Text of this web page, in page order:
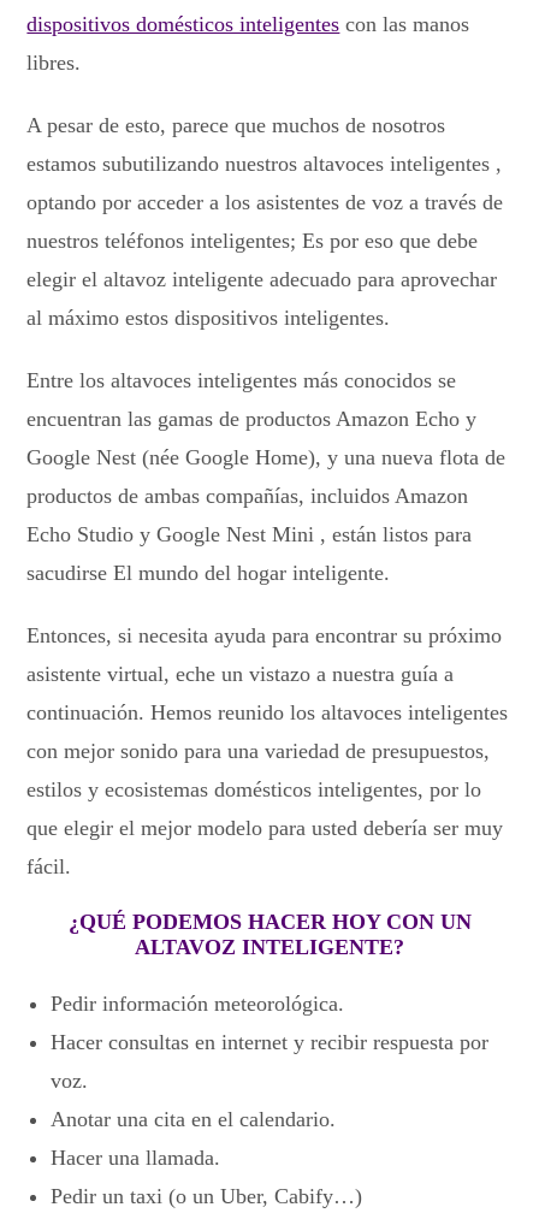
dispositivos domésticos inteligentes con las manos
libres.
A pesar de esto, parece que muchos de nosotros
estamos subutilizando nuestros altavoces inteligentes ,
optando por acceder a los asistentes de voz a través de
nuestros teléfonos inteligentes; Es por eso que debe
elegir el altavoz inteligente adecuado para aprovechar
al máximo estos dispositivos inteligentes.
Entre los altavoces inteligentes más conocidos se
encuentran las gamas de productos Amazon Echo y
Google Nest (née Google Home), y una nueva flota de
productos de ambas compañías, incluidos Amazon
Echo Studio y Google Nest Mini , están listos para
sacudirse El mundo del hogar inteligente.
Entonces, si necesita ayuda para encontrar su próximo
asistente virtual, eche un vistazo a nuestra guía a
continuación. Hemos reunido los altavoces inteligentes
con mejor sonido para una variedad de presupuestos,
estilos y ecosistemas domésticos inteligentes, por lo
que elegir el mejor modelo para usted debería ser muy
fácil.
¿QUÉ PODEMOS HACER HOY CON UN
ALTAVOZ INTELIGENTE?
Pedir información meteorológica.
Hacer consultas en internet y recibir respuesta por
voz.
Anotar una cita en el calendario.
Hacer una llamada.
Pedir un taxi (o un Uber, Cabify…)